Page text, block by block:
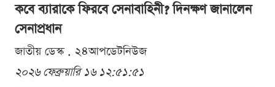
কবে ব্যারাকে ফিরবে সেনাবাহিনী? দিনক্ষণ জানালেন
সেনাপ্রধান
জাতীয় ডেস্ক . ২৪আপডেটনিউজ
২০২৬ ফেব্রুয়ারি ১৬ ১২:৫১:৫১